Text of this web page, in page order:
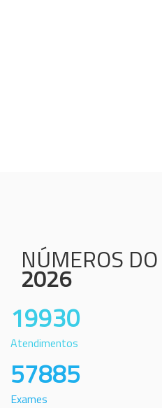
NÚMEROS DO
2026
19930
Atendimentos
57885
Exames